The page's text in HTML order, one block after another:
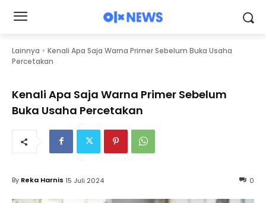
Lainnya
Kenali Apa Saja Warna Primer Sebelum Buka Usaha
Percetakan
Kenali Apa Saja Warna Primer Sebelum
Buka Usaha Percetakan
0
By Reka Harnis 15 Juli 2024